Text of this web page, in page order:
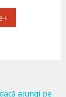
ajungi pe